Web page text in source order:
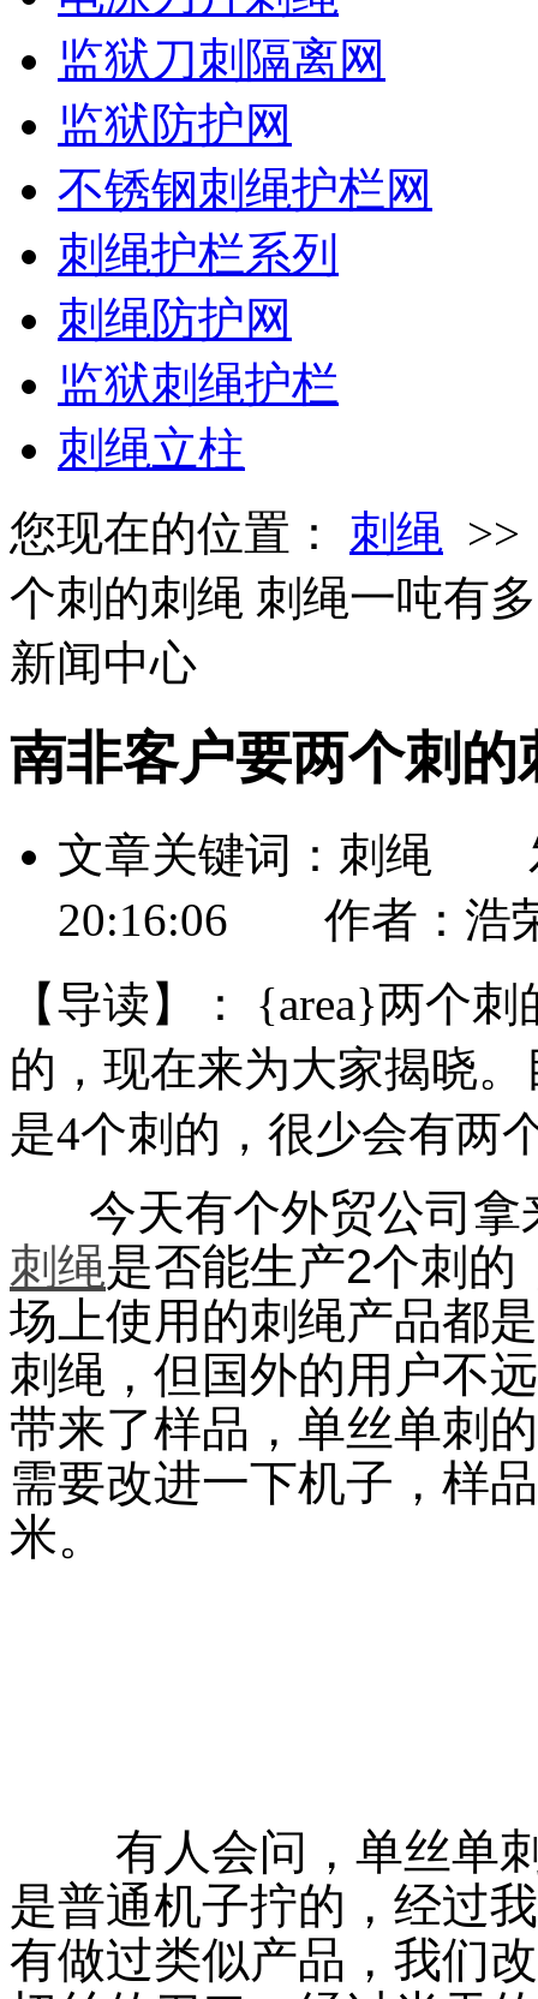
监狱刀刺隔离网
监狱防护网
不锈钢刺绳护栏网
刺绳护栏系列
刺绳防护网
监狱刺绳护栏
刺绳立柱
您现在的位置： 刺绳
个刺的刺绳 刺绳一吨有
新闻中心
南非客户要两个刺
文章关键词：刺绳
20:16:06 作者：
【导读】：
{area}两个
的，现在来为大家揭晓
是4个刺的，很少会有两
今天有个外贸公司拿
刺绳是否能生产2个刺的
场上使用的刺绳产品都
刺绳，但国外的用户不
带来了样品，单丝单刺
需要改进一下机子，样
米。
有人会问，单丝单刺
是普通机子拧的，经过
有做过类似产品，我们